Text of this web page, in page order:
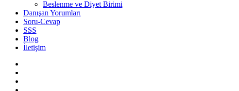
Beslenme ve Diyet Birimi
Danışan Yorumları
Soru-Cevap
SSS
Blog
İletişim